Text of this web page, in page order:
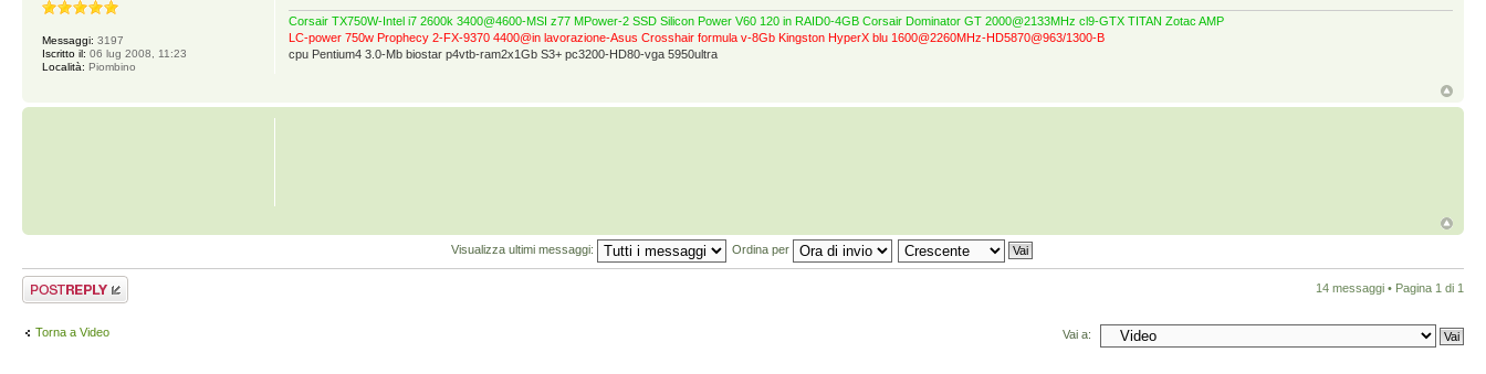
Corsair TX750W-Intel i7 2600k 3400@4600-MSI z77 MPower-2 SSD Silicon Power V60 120 in RAID0-4GB Corsair Dominator GT 2000@2133MHz cl9-GTX TITAN Zotac AMP
LC-power 750w Prophecy 2-FX-9370 4400@in lavorazione-Asus Crosshair formula v-8Gb Kingston HyperX blu 1600@2260MHz-HD5870@963/1300-B
cpu Pentium4 3.0-Mb biostar p4vtb-ram2x1Gb S3+ pc3200-HD80-vga 5950ultra
Messaggi: 3197
Iscritto il: 06 lug 2008, 11:23
Località: Piombino
Visualizza ultimi messaggi: Ordina per
Rispondi al
messaggio
14 messaggi • Pagina 1 di 1
Torna a Video Vai a: